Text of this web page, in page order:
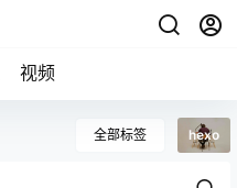
视频
全部标签 hexo